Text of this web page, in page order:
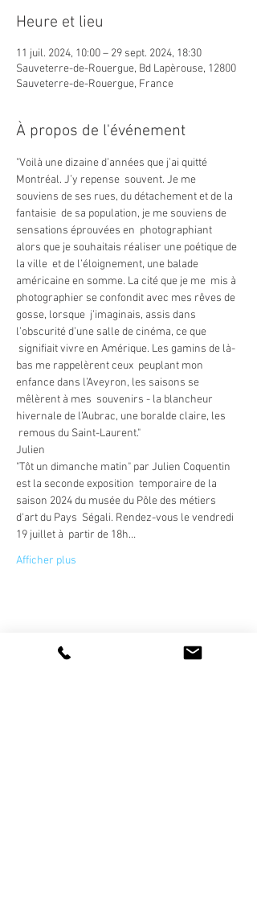
Heure et lieu
11 juil. 2024, 10:00 – 29 sept. 2024, 18:30
Sauveterre-de-Rouergue, Bd Lapèrouse, 12800
Sauveterre-de-Rouergue, France
À propos de l'événement
"Voilà une dizaine d’années que j’ai quitté
Montréal. J’y repense  souvent. Je me
souviens de ses rues, du détachement et de la
fantaisie  de sa population, je me souviens de
sensations éprouvées en  photographiant
alors que je souhaitais réaliser une poétique de
la ville  et de l’éloignement, une balade
américaine en somme. La cité que je me  mis à
photographier se confondit avec mes rêves de
gosse, lorsque  j’imaginais, assis dans
l’obscurité d’une salle de cinéma, ce que
signifiait vivre en Amérique. Les gamins de là-
bas me rappelèrent ceux  peuplant mon
enfance dans l’Aveyron, les saisons se
mêlèrent à mes  souvenirs - la blancheur
hivernale de l’Aubrac, une boralde claire, les
remous du Saint-Laurent."
Julien
"Tôt un dimanche matin" par Julien Coquentin
est la seconde exposition  temporaire de la
saison 2024 du musée du Pôle des métiers
d'art du Pays  Ségali. Rendez-vous le vendredi
19 juillet à  partir de 18h…
Afficher plus
Partager cet événement